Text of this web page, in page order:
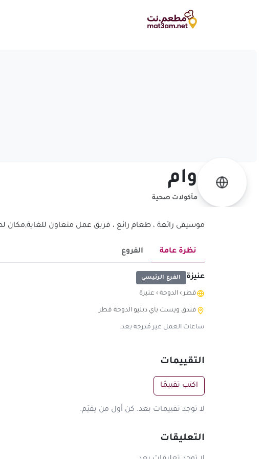
وام
مأكولات صحية
موسيقى رائعة ، طعام رائع ، فريق عمل متعاون
نظرة عامة الفروع
عنيزة الفرع الرئيسي
قطر › الدوحة › عنيزة
فندق ويست باي دبليو الدوحة قطر
ساعات العمل غير مُدرجة بعد.
التقييمات
اكتب تقييمًا
لا توجد تقييمات بعد. كن أول من يقيّم.
التعليقات